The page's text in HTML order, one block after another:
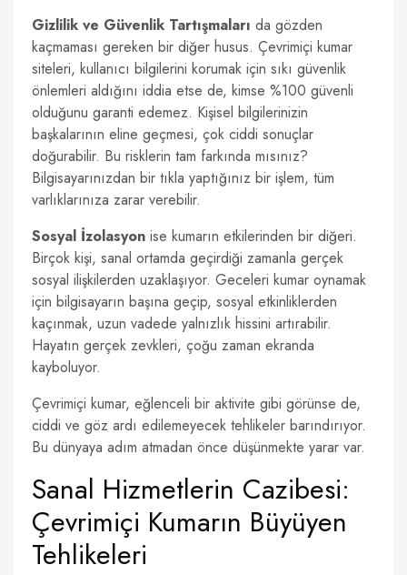
Gizlilik ve Güvenlik Tartışmaları da gözden
kaçmaması gereken bir diğer husus. Çevrimiçi kumar
siteleri, kullanıcı bilgilerini korumak için sıkı güvenlik
önlemleri aldığını iddia etse de, kimse %100 güvenli
olduğunu garanti edemez. Kişisel bilgilerinizin
başkalarının eline geçmesi, çok ciddi sonuçlar
doğurabilir. Bu risklerin tam farkında mısınız?
Bilgisayarınızdan bir tıkla yaptığınız bir işlem, tüm
varlıklarınıza zarar verebilir.
Sosyal İzolasyon ise kumarın etkilerinden bir diğeri.
Birçok kişi, sanal ortamda geçirdiği zamanla gerçek
sosyal ilişkilerden uzaklaşıyor. Geceleri kumar oynamak
için bilgisayarın başına geçip, sosyal etkinliklerden
kaçınmak, uzun vadede yalnızlık hissini artırabilir.
Hayatın gerçek zevkleri, çoğu zaman ekranda
kayboluyor.
Çevrimiçi kumar, eğlenceli bir aktivite gibi görünse de,
ciddi ve göz ardı edilemeyecek tehlikeler barındırıyor.
Bu dünyaya adım atmadan önce düşünmekte yarar var.
Sanal Hizmetlerin Cazibesi:
Çevrimiçi Kumarın Büyüyen
Tehlikeleri